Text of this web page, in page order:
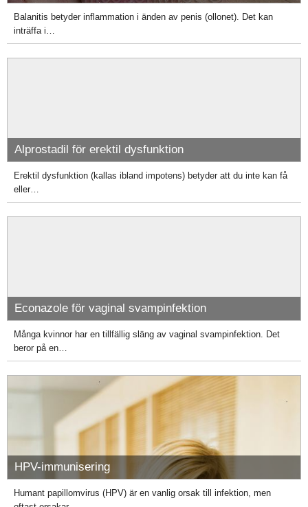
Balanitis betyder inflammation i änden av penis (ollonet). Det kan
inträffa i…
Alprostadil för erektil dysfunktion
Erektil dysfunktion (kallas ibland impotens) betyder att du inte kan få
eller…
Econazole för vaginal svampinfektion
Många kvinnor har en tillfällig släng av vaginal svampinfektion. Det
beror på en…
HPV-immunisering
Humant papillomvirus (HPV) är en vanlig orsak till infektion, men